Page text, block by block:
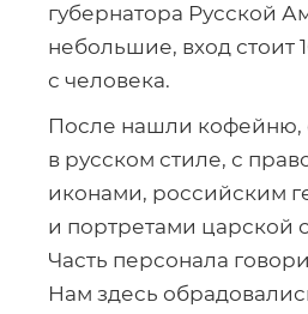
губернатора Русской
небольшие, вход стоит
с человека.
После нашли кофейню,
в русском стиле, с
иконами, российским
и портретами царской
Часть персонала
Нам здесь